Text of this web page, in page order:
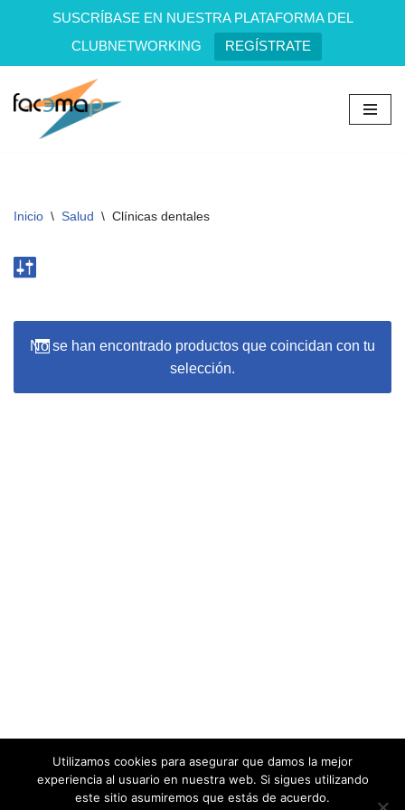
SUSCRÍBASE EN NUESTRA PLATAFORMA DEL
CLUBNETWORKING
REGÍSTRATE
Saltar
Inicio \ Salud \ Clínicas dentales
No se han encontrado productos que coincidan con tu
selección.
Utilizamos cookies para asegurar que damos la mejor
experiencia al usuario en nuestra web. Si sigues utilizando
este sitio asumiremos que estás de acuerdo.